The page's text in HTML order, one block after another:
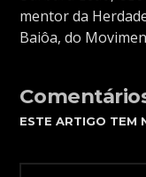
mentor da
Baiôa, do
ESTE ARTIGO TEM